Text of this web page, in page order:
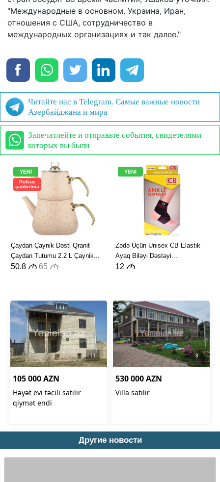
"Международные в основном. Украина, Иран,
отношения с США, сотрудничество в
международных организациях и так далее."
Читайте нас в Telegram. Самые важные новости
Азербайджана и мира
Запечатлейте и отправьте события, свидетелями
которых вы были
Другие новости